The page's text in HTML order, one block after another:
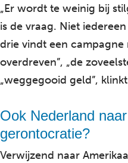
„Er wordt te weinig bij
is de vraag. Niet
drie vindt een campagne
overdreven”, „de
„weggegooid geld”,
Ook Nederland
gerontocratie?
Verwijzend naar